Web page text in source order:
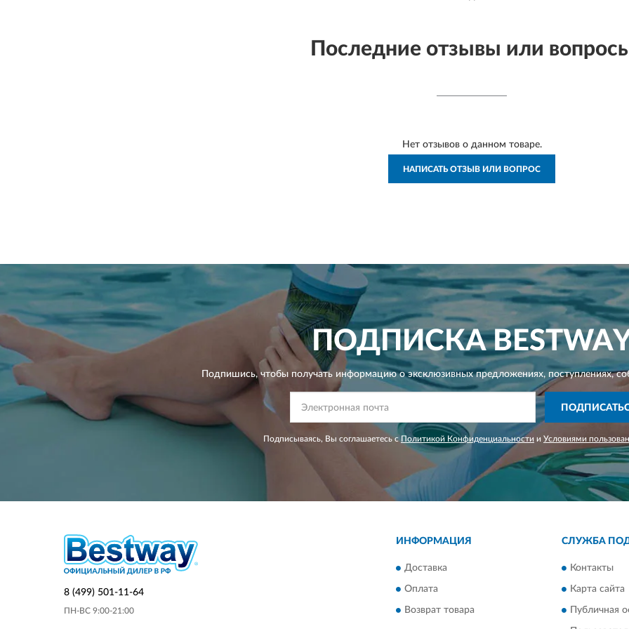
Последние отзывы или
Нет отзывов о данном товаре.
НАПИСАТЬ ОТЗЫВ ИЛИ ВОПРОС
ПОДПИСКА
Подпишись, чтобы получать информацию о эксклюзивных предложениях,поступлениях,
Подписываясь, Вы соглашаетесь сПолитикой Конфиденциальности и Условиями
8 (499) 501-11-64
ПН-ВС 9:00-21:00
ИНФОРМАЦИЯ
Доставка
Оплата
Возврат товара
СЛУЖБА
Контакты
Карта сайта
Публичная